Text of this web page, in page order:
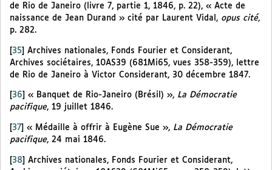
de Rio de Janeiro (livre 7, partie 1, 1846, p. 22), « Acte de
naissance de Jean Durand » cité par Laurent Vidal, opus cité,
p. 282.
[35] Archives nationales, Fonds Fourier et Considerant,
Archives sociétaires, 10AS39 (681Mi65, vues 358-359), lettre
de Rio de Janeiro à Victor Considerant, 30 décembre 1847.
36 « Banquet de Rio-Janeiro (Brésil) », La Démocratie
pacifique, 19 juillet 1846.
37 « Médaille à offrir à Eugène Sue », La Démocratie
pacifique, 24 mai 1846.
[38] Archives nationales, Fonds Fourier et Considerant,